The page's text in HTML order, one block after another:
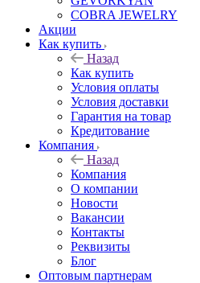
COBRA JEWELRY
Акции
Как купить
Назад
Как купить
Условия оплаты
Условия доставки
Гарантия на товар
Кредитование
Компания
Назад
Компания
О компании
Новости
Вакансии
Контакты
Реквизиты
Блог
Оптовым партнерам